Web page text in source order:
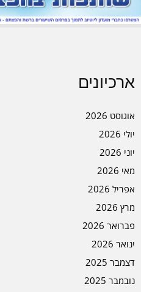
ארכיונים
אוגוסט 2026
יולי 2026
יוני 2026
מאי 2026
אפריל 2026
מרץ 2026
פברואר 2026
ינואר 2026
דצמבר 2025
נובמבר 2025